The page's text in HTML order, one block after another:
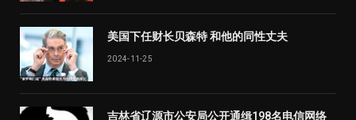
美国下任财长贝森特 和他的同性丈夫
2024-11-25
吉林省辽源市公安局公开通缉198名电信网络